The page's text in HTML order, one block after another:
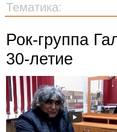
Тематика:
Рок-группа
30-летие